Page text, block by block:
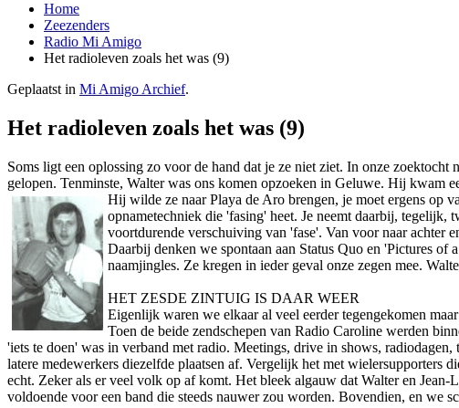
Home
Zeezenders
Radio Mi Amigo
Het radioleven zoals het was (9)
Geplaatst in Mi Amigo Archief.
Het radioleven zoals het was (9)
Soms ligt een oplossing zo voor de hand dat je ze niet ziet. In o­nze
gelopen. Tenminste, Walter was o­ns komen opzoeken in Geluwe. Hij kwam
Hij wilde ze naar Playa de Aro brengen, je moet ergens op
opnametechniek die 'fasing' heet. Je neemt daarbij, tegelijk,
voortdurende verschuiving van 'fase'. Van voor naar achter
Daarbij denken we spontaan aan Status Quo en 'Pictures
naamjingles. Ze kregen in ieder geval o­nze zegen mee.
HET ZESDE ZINTUIG IS DAAR WEER
Eigenlijk waren we elkaar al veel eerder tegengekomen
Toen de beide zendschepen van Radio Caroline werden
'iets te doen' was in verband met radio. Meetings, drive in shows,
latere medewerkers diezelfde plaatsen af. Vergelijk het met wielersupporters
echt. Zeker als er veel volk op af komt. Het bleek algauw dat Walter en
voldoende voor een band die steeds nauwer zou worden. Bovendien, en we